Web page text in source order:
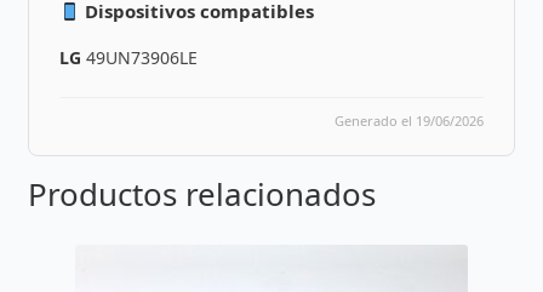
Dispositivos compatibles
LG 49UN73906LE
Generado el 19/06/2026
Productos relacionados